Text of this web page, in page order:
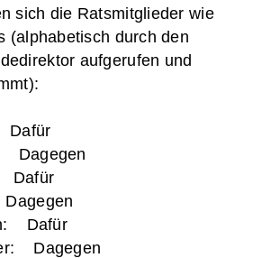
sich die Ratsmitglieder wie
(alphabetisch durch den
aufgerufen und
Dagegen
Dafür
Dafür
Dagegen